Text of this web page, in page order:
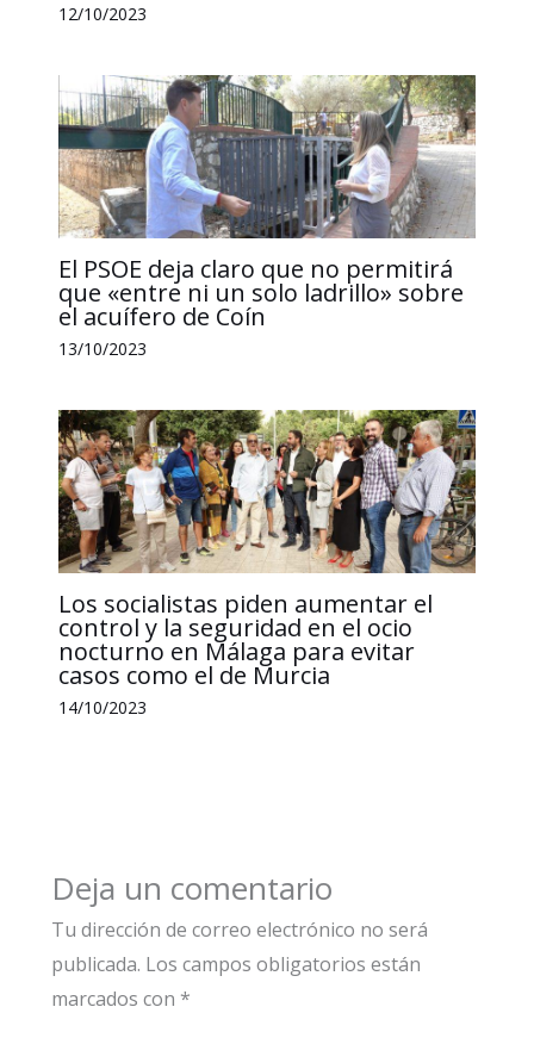
12/10/2023
El PSOE deja claro que no permitirá
que «entre ni un solo ladrillo» sobre
el acuífero de Coín
13/10/2023
Los socialistas piden aumentar el
control y la seguridad en el ocio
nocturno en Málaga para evitar
casos como el de Murcia
14/10/2023
Deja un comentario
Tu dirección de correo electrónico no será
publicada. Los campos obligatorios están
marcados con *